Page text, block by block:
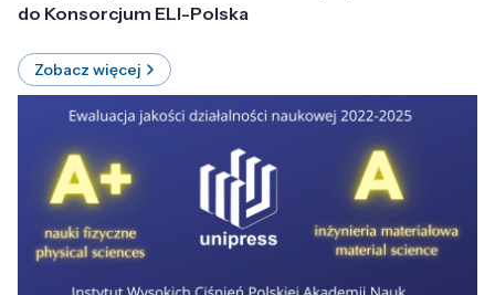
do Konsorcjum ELI-Polska
Zobacz więcej